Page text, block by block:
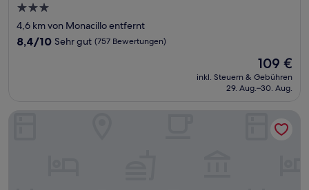
3.0-
Sterne-
Unterkunft
4,6 km von Monacillo entfernt
8.4
Bewertungen)
8,4/10 Sehr gut (757 Bewertungen)
Der
Preis
beträgt
109 €
inkl. Steuern & Gebühren
29. Aug.–30. Aug.
Ficus Hotel